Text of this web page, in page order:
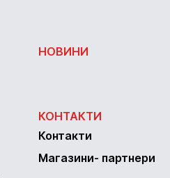
НОВИНИ
КОНТАКТИ
Контакти
Магазини- партнери